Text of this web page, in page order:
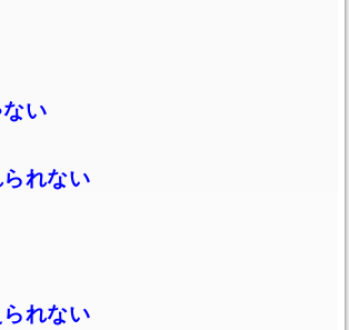
ない
られない
られない